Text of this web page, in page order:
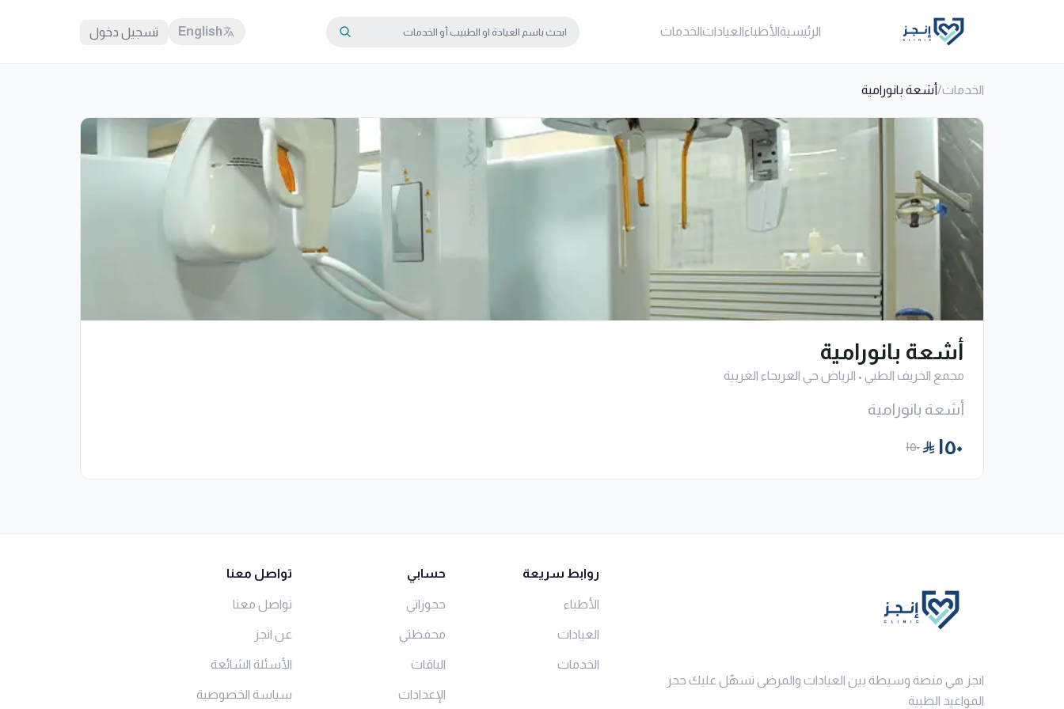
الرئيسيةالأطباءالعياداتالخدمات English تسجيل دخول
الخدمات/أشعة بانورامية
أشعة بانورامية
مجمع الخريف الطبي• الرياض حي العريجاء الغربية
أشعة بانورامية
١٥٠ ١٥٠
انجز هي منصة وسيطة بين العيادات والمرضى تسهّل عليك حجز
المواعيد الطبية
روابط سريعة
الأطباء
العيادات
الخدمات
حسابي
حجوزاتي
محفظتي
الباقات
الإعدادات
تواصل معنا
تواصل معنا
عن انجز
الأسئلة الشائعة
سياسة الخصوصية